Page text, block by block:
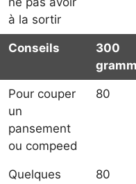
à la sortir
Conseils
300
Pour couper
un
pansement
ou compeed
80
Quelques
80